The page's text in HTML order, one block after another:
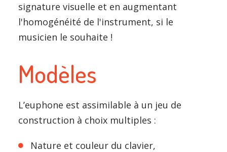
signature visuelle et en augmentant
l'homogénéité de l'instrument, si le
musicien le souhaite !
Modèles
L’euphone est assimilable à un jeu de
construction à choix multiples :
Nature et couleur du clavier,